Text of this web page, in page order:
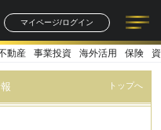
マイページ/ログイン
記事一覧 連載一覧
著者一覧 書籍一覧
動産 事業投資 海外活用 保険
トップへ